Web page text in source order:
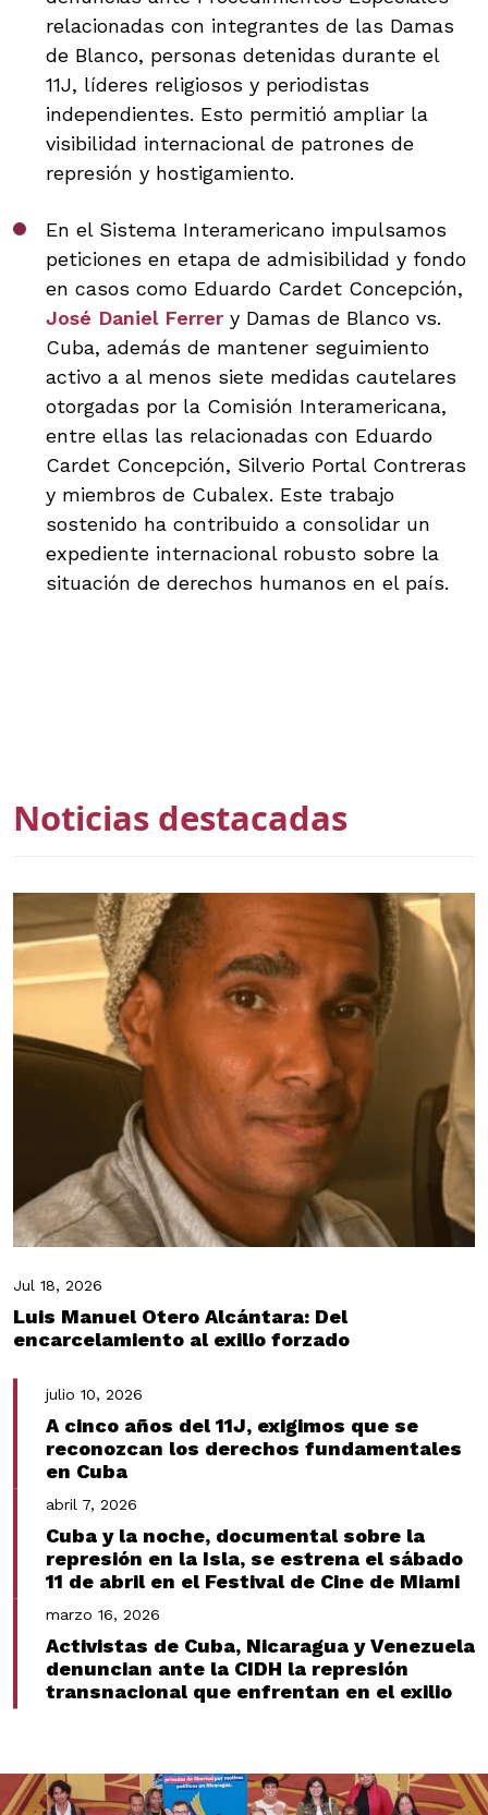
relacionadas con integrantes de las Damas
de Blanco, personas detenidas durante el
11J, líderes religiosos y periodistas
independientes. Esto permitió ampliar la
visibilidad internacional de patrones de
represión y hostigamiento.
En el Sistema Interamericano impulsamos
peticiones en etapa de admisibilidad y fondo
en casos como Eduardo Cardet Concepción,
José Daniel Ferrer y Damas de Blanco vs.
Cuba, además de mantener seguimiento
activo a al menos siete medidas cautelares
otorgadas por la Comisión Interamericana,
entre ellas las relacionadas con Eduardo
Cardet Concepción, Silverio Portal Contreras
y miembros de Cubalex. Este trabajo
sostenido ha contribuido a consolidar un
expediente internacional robusto sobre la
situación de derechos humanos en el país.
Noticias destacadas
Jul 18, 2026
Luis Manuel Otero Alcántara: Del
encarcelamiento al exilio forzado
julio 10, 2026
A cinco años del 11J, exigimos que se
reconozcan los derechos fundamentales
en Cuba
abril 7, 2026
Cuba y la noche, documental sobre la
represión en la Isla, se estrena el sábado
11 de abril en el Festival de Cine de Miami
marzo 16, 2026
Activistas de Cuba, Nicaragua y Venezuela
denuncian ante la CIDH la represión
transnacional que enfrentan en el exilio